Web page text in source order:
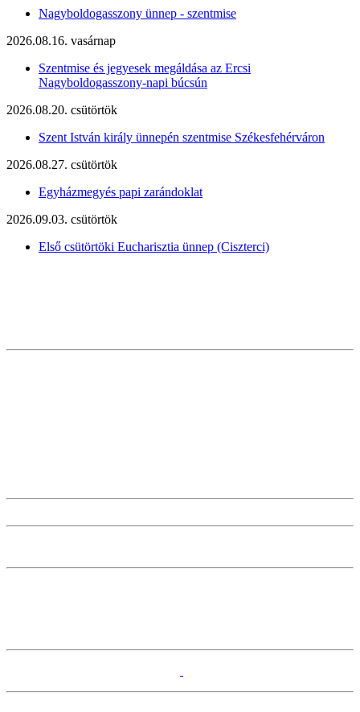
Nagyboldogasszony ünnep - szentmise
2026.08.16. vasárnap
Szentmise és jegyesek megáldása az Ercsi
Nagyboldogasszony-napi búcsún
2026.08.20. csütörtök
Szent István király ünnepén szentmise Székesfehérváron
2026.08.27. csütörtök
Egyházmegyés papi zarándoklat
2026.09.03. csütörtök
Első csütörtöki Eucharisztia ünnep (Ciszterci)